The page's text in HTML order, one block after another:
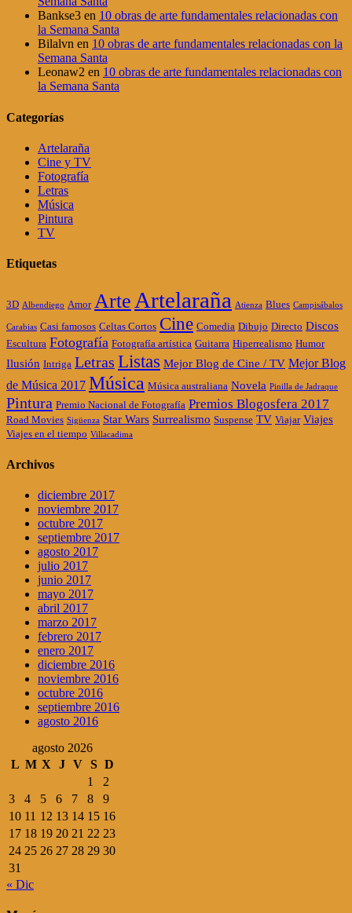
Bankse3 en 10 obras de arte fundamentales relacionadas con
la Semana Santa
Bilalvn en 10 obras de arte fundamentales relacionadas con la
Semana Santa
Leonaw2 en 10 obras de arte fundamentales relacionadas con
la Semana Santa
Categorías
Artelaraña
Cine y TV
Fotografía
Letras
Música
Pintura
TV
Etiquetas
3D Albendiego Amor ArteArtelaraña Atienza Blues Campisábalos
Carabias Casi famosos Celtas Cortos Cine Comedia Dibujo Directo Discos
Escultura Fotografía Fotografía artística Guitarra Hiperrealismo Humor
Ilusión Intriga Letras Listas Mejor Blog de Cine / TV Mejor Blog
de Música 2017 Música Música australiana Novela Pinilla de Jadraque
Pintura Premio Nacional de Fotografía Premios Blogosfera 2017
Road Movies Sigüenza Star Wars Surrealismo Suspense TV Viajar Viajes
Viajes en el tiempo Villacadima
Archivos
diciembre 2017
noviembre 2017
octubre 2017
septiembre 2017
agosto 2017
julio 2017
junio 2017
mayo 2017
abril 2017
marzo 2017
febrero 2017
enero 2017
diciembre 2016
noviembre 2016
octubre 2016
septiembre 2016
agosto 2016
agosto 2026
L M X J V S D
1
2
3
4 5 6 7 8
9
10 11 12 13 14 15 16
17 18 19 20 21 22 23
24 25 26 27 28 29 30
31
« Dic